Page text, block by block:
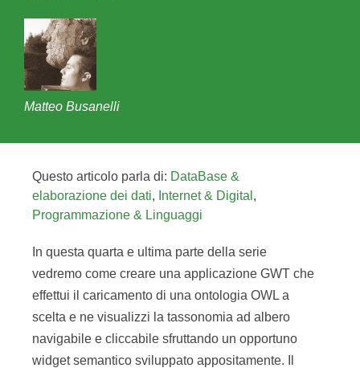
Matteo Busanelli
Questo articolo parla di: DataBase &
elaborazione dei dati, Internet & Digital ,
Programmazione & Linguaggi
In questa quarta e ultima parte della serie
vedremo come creare una applicazione GWT che
effettui il caricamento di una ontologia OWL a
scelta e ne visualizzi la tassonomia ad albero
navigabile e cliccabile sfruttando un opportuno
widget semantico sviluppato appositamente. Il